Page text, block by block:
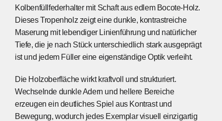
Kolbenfüllfederhalter mit Schaft aus edlem Bocote-Holz.
Dieses Tropenholz zeigt eine dunkle, kontrastreiche
Maserung mit lebendiger Linienführung und natürlicher
Tiefe, die je nach Stück unterschiedlich stark ausgeprägt
ist und jedem Füller eine eigenständige Optik verleiht.
Die Holzoberfläche wirkt kraftvoll und strukturiert.
Wechselnde dunkle Adern und hellere Bereiche
erzeugen ein deutliches Spiel aus Kontrast und
Bewegung, wodurch jedes Exemplar visuell einzigartig